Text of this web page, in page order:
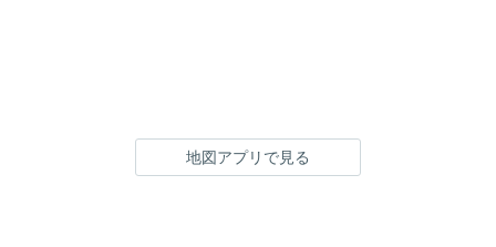
地図アプリで見る